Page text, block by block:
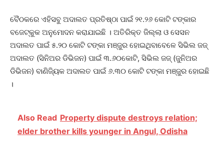
ବୈଠକରେ ଏହିସବୁ ଅଦାଲତ ପ୍ରତିଷ୍ଠା ପାଇଁ ୨୧.୨୬ କୋଟି ଟଙ୍କାର
ବଜେଟ୍କୁକ ଅନୁମୋଦନ କରାଯାଇଛି । ଅତିରିକ୍ତ ଜିଲ୍ଲା ଓ ସେସନ
ଅଦାଲତ ପାଇଁ ୫.୨୦ କୋଟି ଟଙ୍କା ମଞ୍ଜୁର ହୋଇଥିବାବେଳେ ସିଭିଲ ଜଜ୍
ଅଦାଲତ (ସିନିଅର ଡିଭିଜନ) ପାଇଁ ୩.୬୦କୋଟି, ସିଭିଲ ଜଜ୍ (ଜୁନିଅର
ଡିଭିଜନ) ବାଣିଜ୍ୟିକ ଅଦାଲତ ପାଇଁ ୬.୩୦ କୋଟି ଟଙ୍କା ମଞ୍ଜୁର ହୋଇଛି
।
Also Read Property dispute destroys relation;
elder brother kills younger in Angul, Odisha